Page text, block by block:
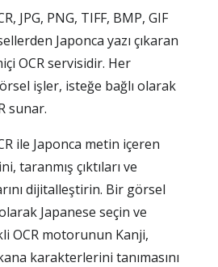
JPG, PNG, TIFF, BMP, GIF
Japonca yazı çıkaran
OCR servisidir. Her
işler, isteğe bağlı olarak
sunar.
ile Japonca metin içeren
taranmış çıktıları ve
dijitalleştirin. Bir görsel
Japanese seçin ve
OCR motorunun Kanji,
karakterlerini tanımasını